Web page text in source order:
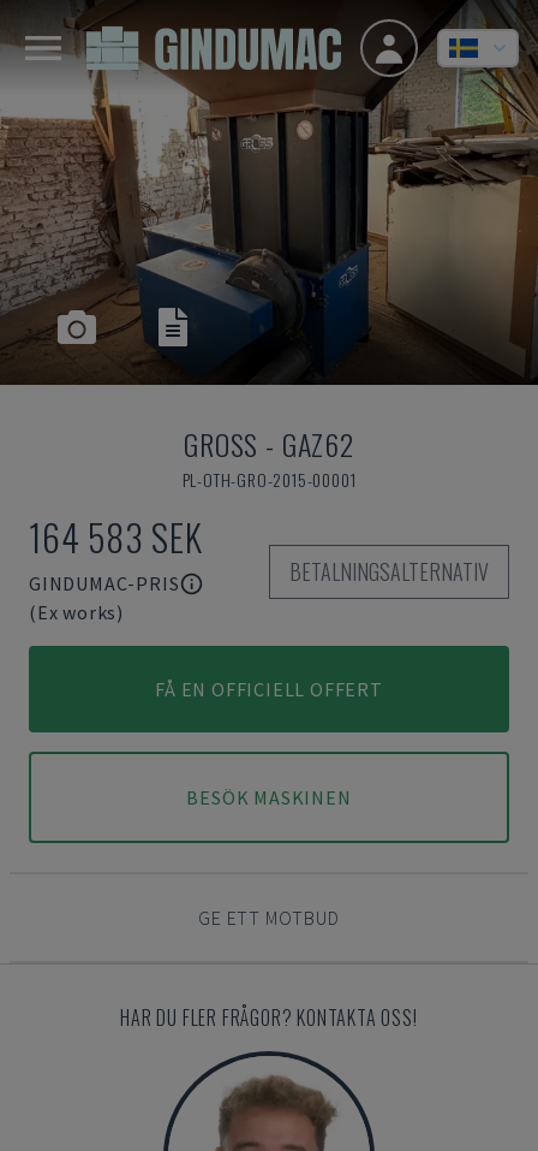
GROSS - GAZ62
PL-OTH-GRO-2015-00001
164 583 SEK
GINDUMAC-PRIS
(Ex works)
BETALNINGSALTERNATIV
FÅ EN OFFICIELL OFFERT
BESÖK MASKINEN
GE ETT MOTBUD
HAR DU FLER FRÅGOR? KONTAKTA OSS!